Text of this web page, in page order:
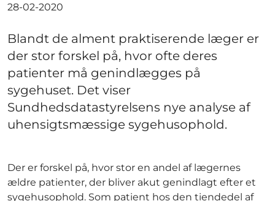
28-02-2020
Blandt de alment praktiserende læger er
der stor forskel på, hvor ofte deres
patienter må genindlægges på
sygehuset. Det viser
Sundhedsdatastyrelsens nye analyse af
uhensigtsmæssige sygehusophold.
Der er forskel på, hvor stor en andel af lægernes
ældre patienter, der bliver akut genindlagt efter et
sygehusophold. Som patient hos den tiendedel af